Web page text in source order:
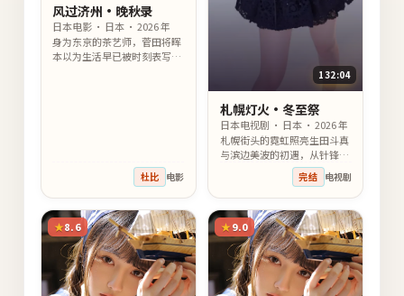
风过济州·晚秋录
日本电影 · 日本 · 2026 年
身为东京的茶艺师，菅田将晖
本以为生活早已被时刻表写
杜比 电影
132:04
札幌灯火·冬至祭
日本电视剧 · 日本 · 2026 年
札幌街头的霓虹照亮生田斗真
与滨边美波的初遇，从针锋相
对到彼此依靠，他们用一场一
次错位的相遇治愈彼此心底没
说出口的话。
完结 电视剧
8.6 9.0